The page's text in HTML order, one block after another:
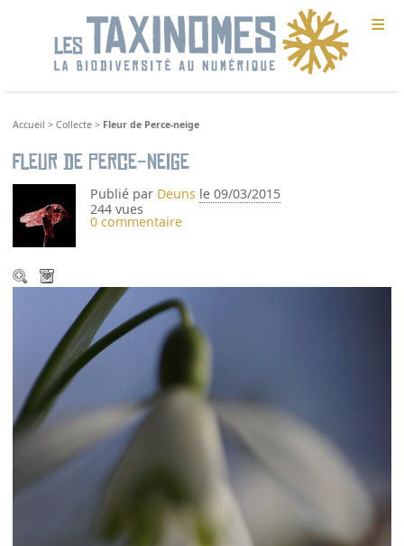
≡
Accueil >Collecte > Fleur de Perce-neige
Fleur de Perce-neige
Publié par Deuns le 09/03/2015
244 vues
0 commentaire